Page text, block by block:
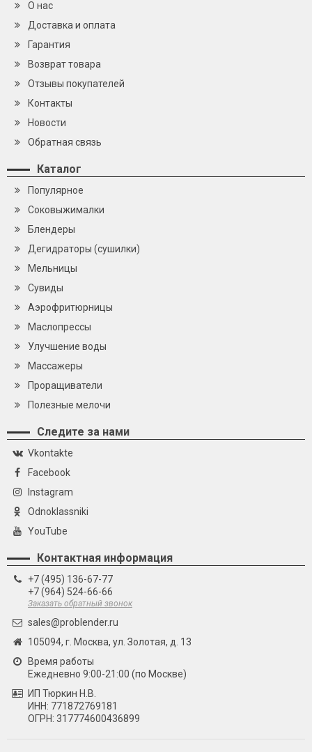
О нас
Доставка и оплата
Гарантия
Возврат товара
Отзывы покупателей
Контакты
Новости
Обратная связь
Каталог
Популярное
Cоковыжималки
Блендеры
Дегидраторы (сушилки)
Мельницы
Сувиды
Аэрофритюрницы
Маслопрессы
Улучшение воды
Массажеры
Проращиватели
Полезные мелочи
Следите за нами
Vkontakte
Facebook
Instagram
Odnoklassniki
YouTube
Контактная информация
+7 (495) 136-67-77
+7 (964) 524-66-66
Заказать обратный звонок
sales@problender.ru
105094, г. Москва, ул. Золотая, д. 13
Время работы
Ежедневно 9:00-21:00 (по Москве)
ИП Тюркин Н.В.
ИНН: 771872769181
ОГРН: 317774600436899